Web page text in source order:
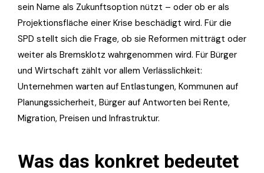
sein Name als Zukunftsoption nützt – oder ob er als
Projektionsfläche einer Krise beschädigt wird. Für die
SPD stellt sich die Frage, ob sie Reformen mitträgt oder
weiter als Bremsklotz wahrgenommen wird. Für Bürger
und Wirtschaft zählt vor allem Verlässlichkeit:
Unternehmen warten auf Entlastungen, Kommunen auf
Planungssicherheit, Bürger auf Antworten bei Rente,
Migration, Preisen und Infrastruktur.
Was das konkret bedeutet